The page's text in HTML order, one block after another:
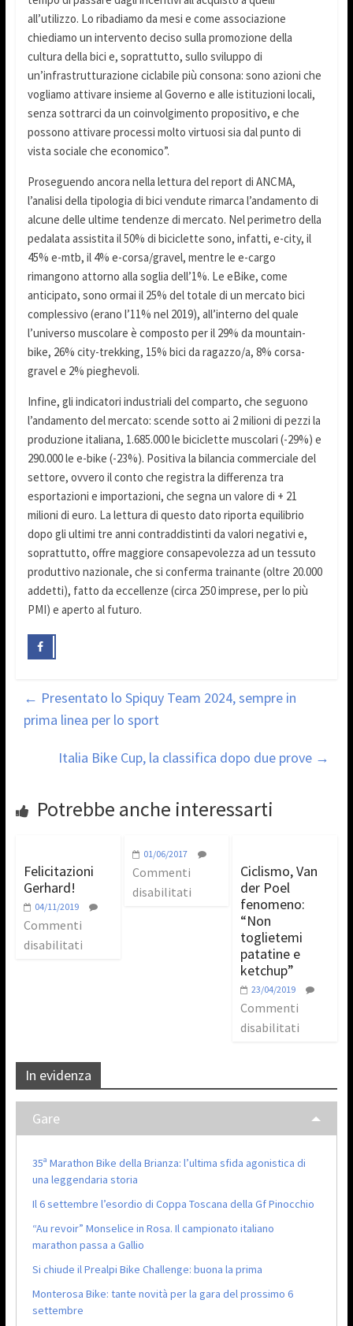
all’utilizzo. Lo ribadiamo da mesi e come associazione
chiediamo un intervento deciso sulla promozione della
cultura della bici e, soprattutto, sullo sviluppo di
un’infrastrutturazione ciclabile più consona: sono azioni che
vogliamo attivare insieme al Governo e alle istituzioni locali,
senza sottrarci da un coinvolgimento propositivo, e che
possono attivare processi molto virtuosi sia dal punto di
vista sociale che economico”.
Proseguendo ancora nella lettura del report di ANCMA,
l’analisi della tipologia di bici vendute rimarca l’andamento di
alcune delle ultime tendenze di mercato. Nel perimetro della
pedalata assistita il 50% di biciclette sono, infatti, e-city, il
45% e-mtb, il 4% e-corsa/gravel, mentre le e-cargo
rimangono attorno alla soglia dell’1%. Le eBike, come
anticipato, sono ormai il 25% del totale di un mercato bici
complessivo (erano l’11% nel 2019), all’interno del quale
l’universo muscolare è composto per il 29% da mountain-
bike, 26% city-trekking, 15% bici da ragazzo/a, 8% corsa-
gravel e 2% pieghevoli.
Infine, gli indicatori industriali del comparto, che seguono
l’andamento del mercato: scende sotto ai 2 milioni di pezzi la
produzione italiana, 1.685.000 le biciclette muscolari (-29%) e
290.000 le e-bike (-23%). Positiva la bilancia commerciale del
settore, ovvero il conto che registra la differenza tra
esportazioni e importazioni, che segna un valore di + 21
milioni di euro. La lettura di questo dato riporta equilibrio
dopo gli ultimi tre anni contraddistinti da valori negativi e,
soprattutto, offre maggiore consapevolezza ad un tessuto
produttivo nazionale, che si conferma trainante (oltre 20.000
addetti), fatto da eccellenze (circa 250 imprese, per lo più
PMI) e aperto al futuro.
← Presentato lo Spiquy Team 2024, sempre in
prima linea per lo sport
Italia Bike Cup, la classifica dopo due prove →
Potrebbe anche interessarti
Felicitazioni
Gerhard!
04/11/2019
Commenti
disabilitati
01/06/2017
Commenti
disabilitati
Ciclismo, Van
der Poel
fenomeno:
“Non
toglietemi
patatine e
ketchup”
23/04/2019
Commenti
disabilitati
In evidenza
Gare
35ª Marathon Bike della Brianza: l’ultima sfida agonistica di
una leggendaria storia
Il 6 settembre l’esordio di Coppa Toscana della Gf Pinocchio
“Au revoir” Monselice in Rosa. Il campionato italiano
marathon passa a Gallio
Si chiude il Prealpi Bike Challenge: buona la prima
Monterosa Bike: tante novità per la gara del prossimo 6
settembre